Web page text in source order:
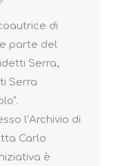
di
e parte del
Serra,
Serra
l’Archivio di
Carlo
è